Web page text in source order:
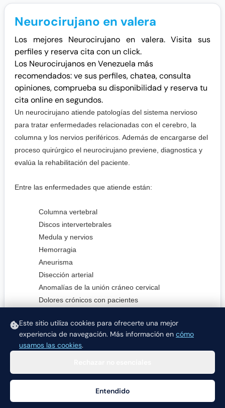
Este sitio utiliza cookies para ofrecerte una mejor
experiencia de navegación. Más información en cómo
usamos las cookies.
Entendido
Neurocirujano en valera
Los mejores Neurocirujano en valera. Visita sus
perfiles y reserva cita con un click.
Los Neurocirujanos en Venezuela más
recomendados: ve sus perfiles, chatea, consulta
opiniones, comprueba su disponibilidad y reserva tu
cita online en segundos.
Un neurocirujano atiende patologías del sistema nervioso
para tratar enfermedades relacionadas con el cerebro, la
columna y los nervios periféricos. Además de encargarse del
proceso quirúrgico el neurocirujano previene, diagnostica y
evalúa la rehabilitación del paciente.
Entre las enfermedades que atiende están:
Columna vertebral
Discos intervertebrales
Medula y nervios
Hemorragia
Aneurisma
Disección arterial
Anomalías de la unión cráneo cervical
Dolores crónicos con pacientes
Ayuda